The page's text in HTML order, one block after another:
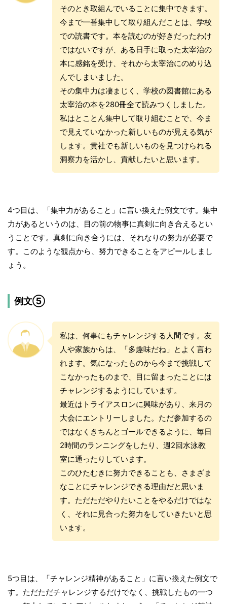
そのとき取組んでいることに集中できます。
今まで一番集中して取り組んだことは、学校
での読書です。本を読むのが好きだったわけ
ではないですが、ある日手に取った太宰治の
本に感銘を受け、それから太宰治にのめり込
んでしまいました。
その集中力は凄まじく、学校の図書館にある
太宰治の本を280冊全て読みつくしました。
私はとことん集中して取り組むことで、今ま
で見えていなかった新しいものが見える気が
します。貴社でも新しいものを見つけられる
洞察力を活かし、貢献したいと思います。
4つ目は、「集中力があること」に言い換えた例文です。集中
力があるというのは、目の前の物事に真剣に向き合えるとい
うことです。真剣に向き合うには、それなりの努力が必要で
す。このような観点から、努力できることをアピールしまし
ょう。
例文⑤
私は、何事にもチャレンジする人間です。友
人や家族からは、「多趣味だね」とよく言わ
れます。気になったものから今まで挑戦して
こなかったものまで、目に留まったことには
チャレンジするようにしています。
最近はトライアスロンに興味があり、来月の
大会にエントリーしました。ただ参加するの
ではなくきちんとゴールできるように、毎日
2時間のランニングをしたり、週2回水泳教
室に通ったりしています。
このひたむきに努力できることも、さまざま
なことにチャレンジできる理由だと思いま
す。ただただやりたいことをやるだけではな
く、それに見合った努力をしていきたいと思
います。
5つ目は、「チャレンジ精神があること」に言い換えた例文で
す。ただただチャレンジするだけでなく、挑戦したもの一つ